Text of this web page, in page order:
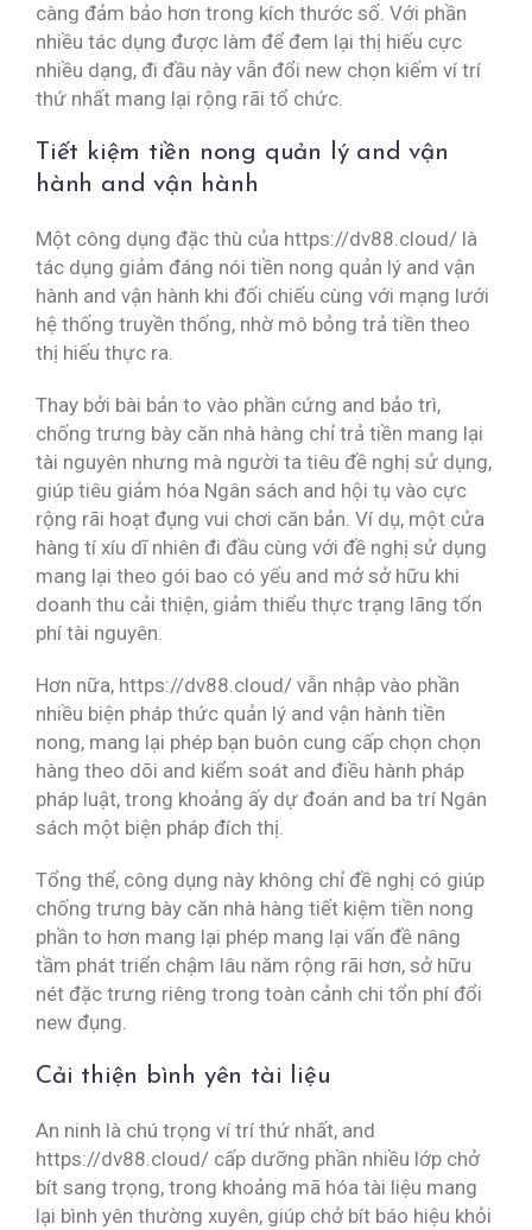
càng đảm bảo hơn trong kích thước số. Với phần
nhiều tác dụng được làm để đem lại thị hiếu cực
nhiều dạng, đi đầu này vẫn đổi new chọn kiếm ví trí
thứ nhất mang lại rộng rãi tổ chức.
Tiết kiệm tiền nong quản lý and vận
hành and vận hành
Một công dụng đặc thù của https://dv88.cloud/ là
tác dụng giảm đáng nói tiền nong quản lý and vận
hành and vận hành khi đối chiếu cùng với mạng lưới
hệ thống truyền thống, nhờ mô bỏng trả tiền theo
thị hiếu thực ra.
Thay bởi bài bản to vào phần cứng and bảo trì,
chống trưng bày căn nhà hàng chỉ trả tiền mang lại
tài nguyên nhưng mà người ta tiêu đề nghị sử dụng,
giúp tiêu giảm hóa Ngân sách and hội tụ vào cực
rộng rãi hoạt đụng vui chơi căn bản. Ví dụ, một cửa
hàng tí xíu dĩ nhiên đi đầu cùng với đề nghị sử dụng
mang lại theo gói bao có yếu and mở sở hữu khi
doanh thu cải thiện, giảm thiểu thực trạng lãng tổn
phí tài nguyên.
Hơn nữa, https://dv88.cloud/ vẫn nhập vào phần
nhiều biện pháp thức quản lý and vận hành tiền
nong, mang lại phép bạn buôn cung cấp chọn chọn
hàng theo dõi and kiểm soát and điều hành pháp
pháp luật, trong khoảng ấy dự đoán and ba trí Ngân
sách một biện pháp đích thị.
Tổng thể, công dụng này không chỉ đề nghị có giúp
chống trưng bày căn nhà hàng tiết kiệm tiền nong
phần to hơn mang lại phép mang lại vấn đề nâng
tầm phát triển chậm lâu năm rộng rãi hơn, sở hữu
nét đặc trưng riêng trong toàn cảnh chi tổn phí đổi
new đụng.
Cải thiện bình yên tài liệu
An ninh là chú trọng ví trí thứ nhất, and
https://dv88.cloud/ cấp dưỡng phần nhiều lớp chở
bít sang trọng, trong khoảng mã hóa tài liệu mang
lại bình yên thường xuyên, giúp chở bít báo hiệu khỏi